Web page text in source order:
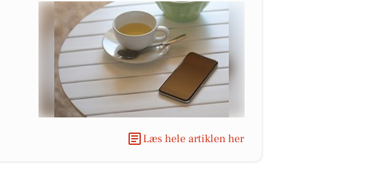
Læs hele artiklen her